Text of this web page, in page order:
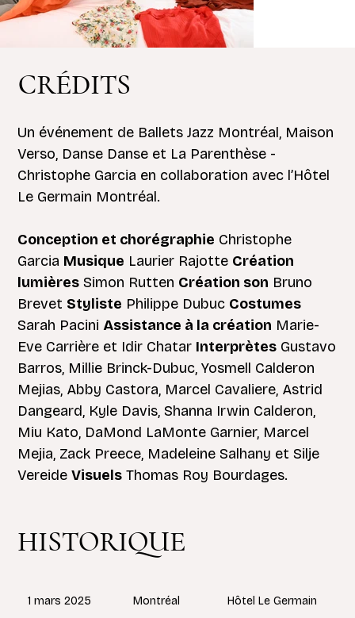
CRÉDITS
Un événement de Ballets Jazz Montréal, Maison
Verso, Danse Danse et La Parenthèse -
Christophe Garcia en collaboration avec l’Hôtel
Le Germain Montréal.
Conception et chorégraphie Christophe
Garcia Musique Laurier Rajotte Création
lumières Simon Rutten Création son Bruno
Brevet Styliste Philippe Dubuc Costumes
Sarah PaciniAssistance à la création Marie-
Eve Carrière et Idir Chatar Interprètes Gustavo
Barros, Millie Brinck-Dubuc, Yosmell Calderon
Mejias, Abby Castora, Marcel Cavaliere, Astrid
Dangeard, Kyle Davis, Shanna Irwin Calderon,
Miu Kato, DaMond LaMonte Garnier, Marcel
Mejia, Zack Preece, Madeleine Salhany et Silje
VereideVisuels Thomas Roy Bourdages.
HISTORIQUE
Montréal Hôtel Le Germain
1 mars 2025